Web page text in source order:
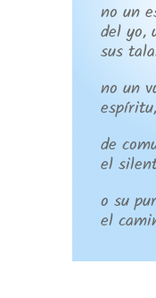
no un
del yo,
sus
no un
de
el
o su
el